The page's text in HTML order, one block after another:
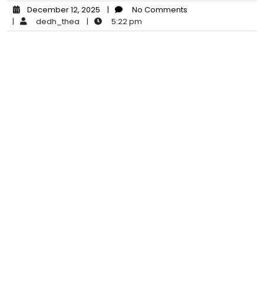
December 12, 2025 |
No Comments
|
dedh_thea | 5:22 pm